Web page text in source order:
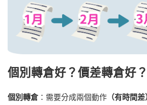
個別 轉倉好？ 價差轉倉好？
個別轉倉 ：需要分成兩個動作 （有時間差